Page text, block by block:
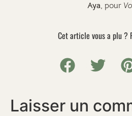
Aya, pour
Cet article vous a plu ?
Laisser un